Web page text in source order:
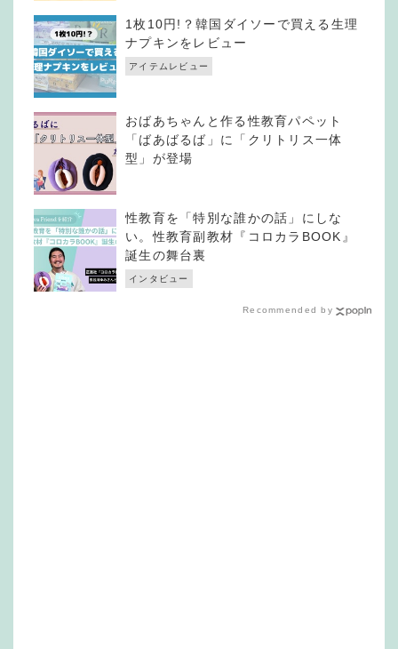
1枚10円!？韓国ダイソーで買える生理
ナプキンをレビュー
アイテムレビュー
おばあちゃんと作る性教育パペット
「ばあばるば」に「クリトリス一体
型」が登場
性教育を「特別な誰かの話」にしな
い。性教育副教材『コロカラBOOK』
誕生の舞台裏
インタビュー
Recommended by